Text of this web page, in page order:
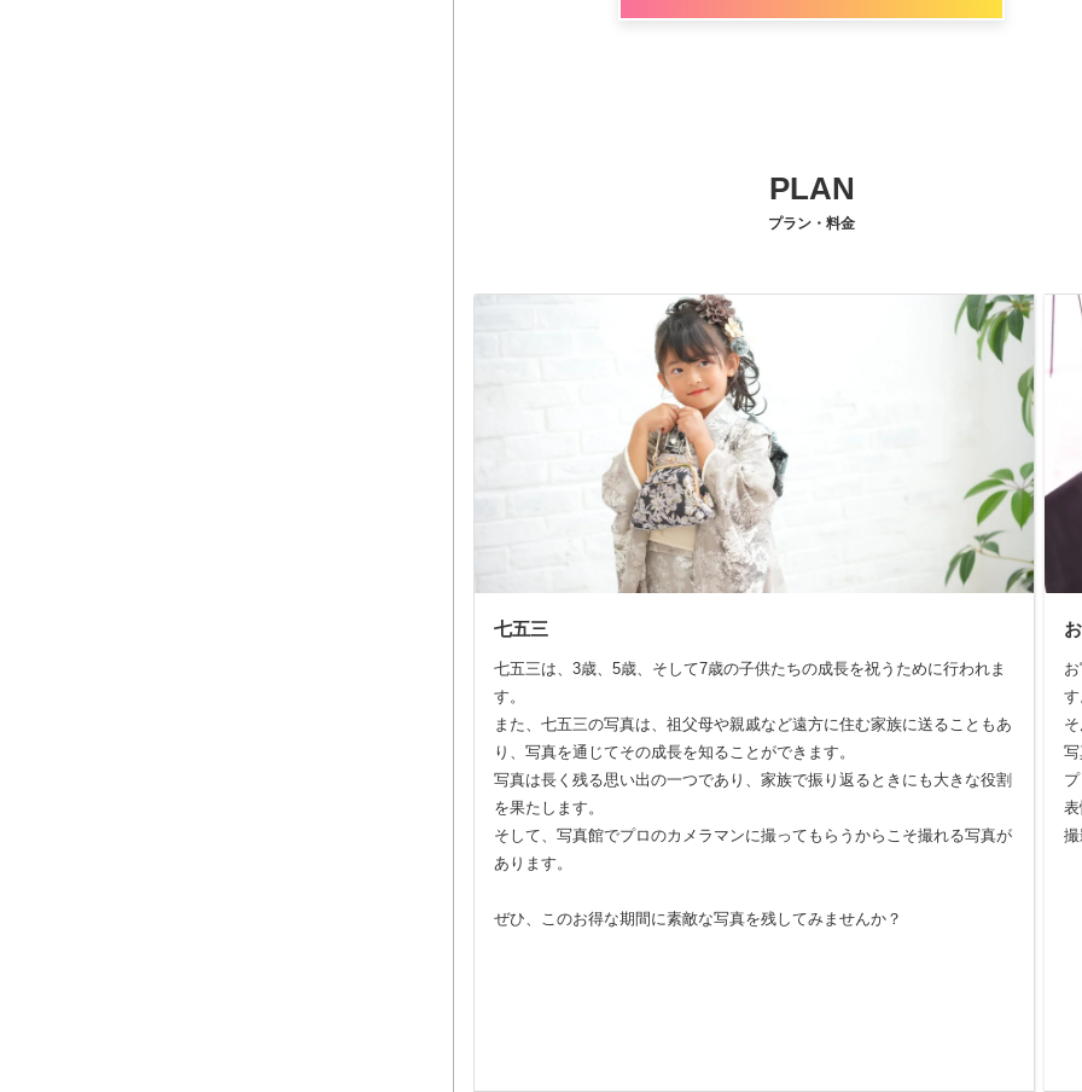
PLAN
プラン・料金
七五三
七五三は、3歳、5歳、そして7歳の子供たちの成長を祝うために行われま
す。
また、七五三の写真は、祖父母や親戚など遠方に住む家族に送ることもあ
り、写真を通じてその成長を知ることができます。
写真は長く残る思い出の一つであり、家族で振り返るときにも大きな役割
を果たします。
そして、写真館でプロのカメラマンに撮ってもらうからこそ撮れる写真が
あります。
ぜひ、このお得な期間に素敵な写真を残してみませんか？